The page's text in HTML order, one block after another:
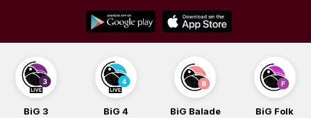
content
BiG 3 BiG 4 BiG Balade BiG Folk